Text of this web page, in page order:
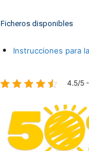
Ficheros disponibles
Instrucciones para
4.5/5